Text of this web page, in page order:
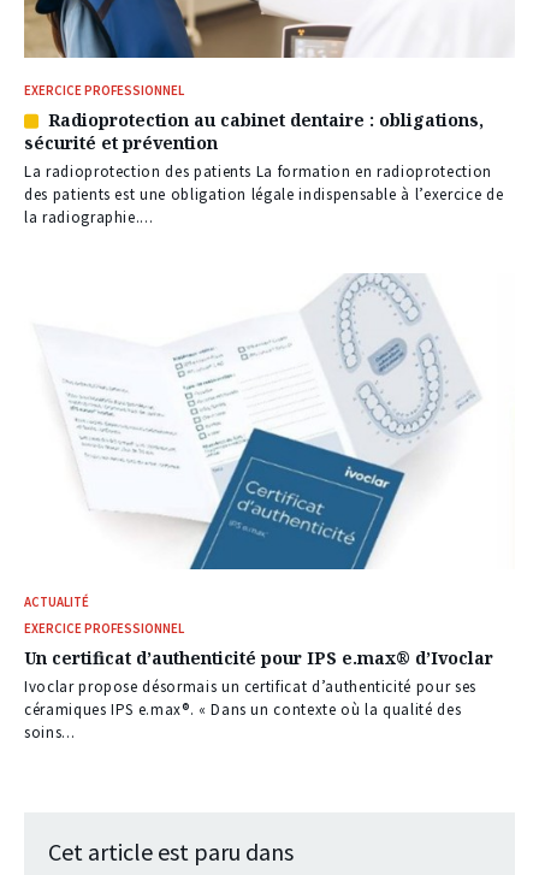
EXERCICE PROFESSIONNEL
Article
réservé
à
nos
abonnés
Radioprotection au cabinet dentaire : obligations,
sécurité et prévention
La radioprotection des patients La formation en radioprotection
des patients est une obligation légale indispensable à l’exercice de
la radiographie....
ACTUALITÉ
EXERCICE PROFESSIONNEL
Un certificat d’authenticité pour IPS e.max® d’Ivoclar
Ivoclar propose désormais un certificat d’authenticité pour ses
céramiques IPS e.max®. « Dans un contexte où la qualité des
soins...
Cet article est paru dans